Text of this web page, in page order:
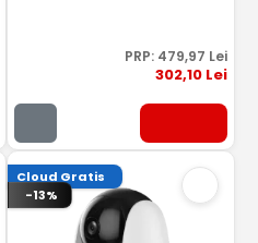
PRP: 479,97 Lei
302,10 Lei
Cloud Gratis
-13%